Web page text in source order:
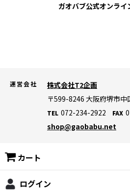
【災害対策】保存食・保存飲料
【災害対策】非常用トイレ
【災害対策】生活用品・その他
【災害対策】暑さ対策・冷却グッズ
ガオバブ公式オンライ
運営会社
株式会社T2企画
〒599-8246 大阪府堺市中
TEL 072-234-2922 FAX
shop@gaobabu.net
ログイン
カート